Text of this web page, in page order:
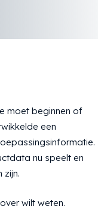
moet beginnen of
een
nu speelt en
zijn.
wilt weten.